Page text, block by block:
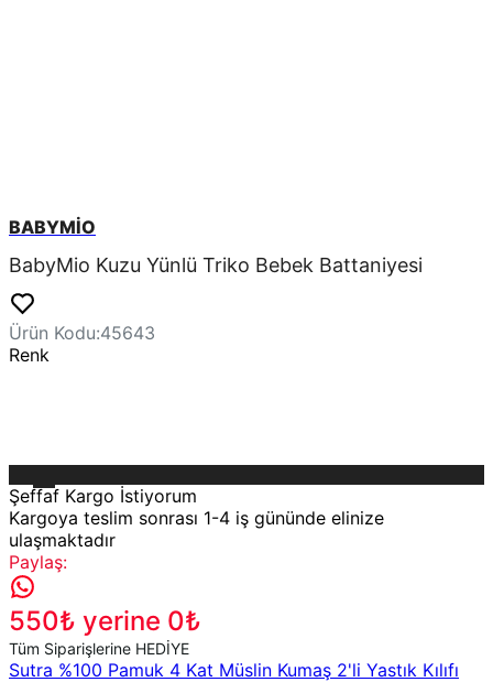
BABYMİO
BabyMio Kuzu Yünlü Triko Bebek Battaniyesi
Ürün Kodu:45643
Renk
Şeffaf Kargo İstiyorum
Kargoya teslim sonrası 1-4 iş gününde elinize
ulaşmaktadır
Paylaş:
550₺ yerine 0₺
Tüm Siparişlerine HEDİYE
Sutra %100 Pamuk 4 Kat Müslin Kumaş 2'li Yastık Kılıfı